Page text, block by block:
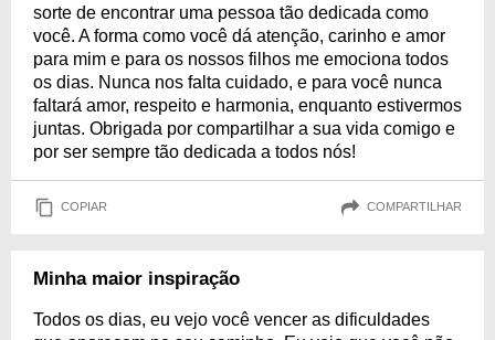
sorte de encontrar uma pessoa tão dedicada como
você. A forma como você dá atenção, carinho e amor
para mim e para os nossos filhos me emociona todos
os dias. Nunca nos falta cuidado, e para você nunca
faltará amor, respeito e harmonia, enquanto estivermos
juntas. Obrigada por compartilhar a sua vida comigo e
por ser sempre tão dedicada a todos nós!
COPIAR COMPARTILHAR
Minha maior inspiração
Todos os dias, eu vejo você vencer as dificuldades